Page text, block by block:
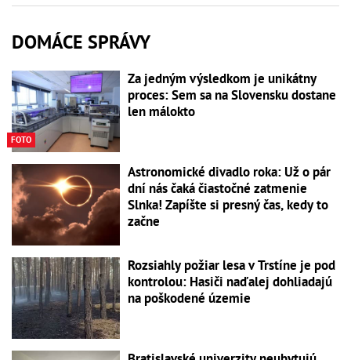
DOMÁCE SPRÁVY
FOTO
Za jedným výsledkom je unikátny
proces: Sem sa na Slovensku dostane
len málokto
Astronomické divadlo roka: Už o pár
dní nás čaká čiastočné zatmenie
Slnka! Zapíšte si presný čas, kedy to
začne
Rozsiahly požiar lesa v Trstíne je pod
kontrolou: Hasiči naďalej dohliadajú
na poškodené územie